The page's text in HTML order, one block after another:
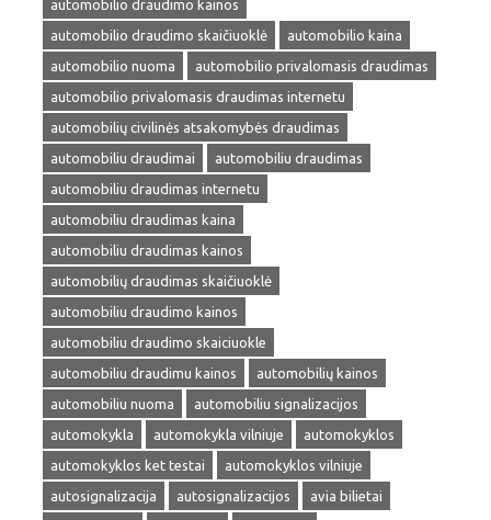
automobilio draudimo kainos
automobilio draudimo skaičiuoklė
automobilio kaina
automobilio nuoma
automobilio privalomasis draudimas
automobilio privalomasis draudimas internetu
automobilių civilinės atsakomybės draudimas
automobiliu draudimai
automobiliu draudimas
automobiliu draudimas internetu
automobiliu draudimas kaina
automobiliu draudimas kainos
automobilių draudimas skaičiuoklė
automobiliu draudimo kainos
automobiliu draudimo skaiciuokle
automobiliu draudimu kainos
automobilių kainos
automobiliu nuoma
automobiliu signalizacijos
automokykla
automokykla vilniuje
automokyklos
automokyklos ket testai
automokyklos vilniuje
autosignalizacija
autosignalizacijos
avia bilietai